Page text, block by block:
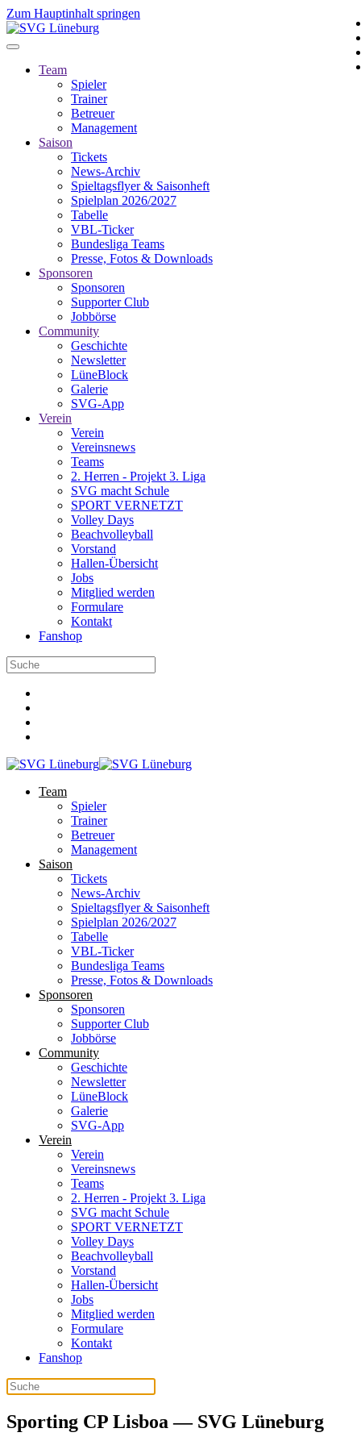
Zum Hauptinhalt springen
Team
Spieler
Trainer
Betreuer
Management
Saison
Tickets
News-Archiv
Spieltagsflyer & Saisonheft
Spielplan 2026/2027
Tabelle
VBL-Ticker
Bundesliga Teams
Presse, Fotos & Downloads
Sponsoren
Sponsoren
Supporter Club
Jobbörse
Community
Geschichte
Newsletter
LüneBlock
Galerie
SVG-App
Verein
Verein
Vereinsnews
Teams
2. Herren - Projekt 3. Liga
SVG macht Schule
SPORT VERNETZT
Volley Days
Beachvolleyball
Vorstand
Hallen-Übersicht
Jobs
Mitglied werden
Formulare
Kontakt
Fanshop
Team
Spieler
Trainer
Betreuer
Management
Saison
Tickets
News-Archiv
Spieltagsflyer & Saisonheft
Spielplan 2026/2027
Tabelle
VBL-Ticker
Bundesliga Teams
Presse, Fotos & Downloads
Sponsoren
Sponsoren
Supporter Club
Jobbörse
Community
Geschichte
Newsletter
LüneBlock
Galerie
SVG-App
Verein
Verein
Vereinsnews
Teams
2. Herren - Projekt 3. Liga
SVG macht Schule
SPORT VERNETZT
Volley Days
Beachvolleyball
Vorstand
Hallen-Übersicht
Jobs
Mitglied werden
Formulare
Kontakt
Fanshop
Sporting CP Lisboa — SVG Lüneburg